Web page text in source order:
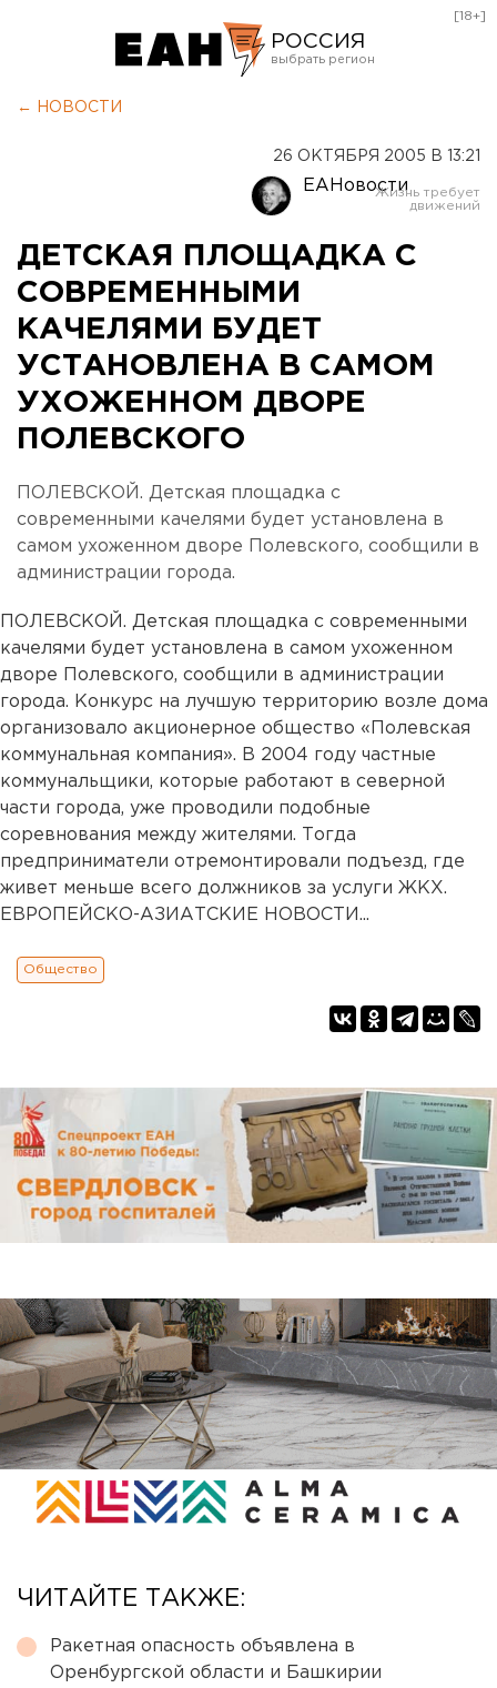
РОССИЯ
Оренбург
[18+]
← НОВОСТИ
26 ОКТЯБРЯ 2005 В 13:21
ЕАНовости
ДЕТСКАЯ ПЛОЩАДКА С
СОВРЕМЕННЫМИ
КАЧЕЛЯМИ БУДЕТ
УСТАНОВЛЕНА В САМОМ
УХОЖЕННОМ ДВОРЕ
ПОЛЕВСКОГО
ПОЛЕВСКОЙ. Детская площадка с
современными качелями будет установлена в
самом ухоженном дворе Полевского, сообщили в
администрации города.
ПОЛЕВСКОЙ. Детская площадка с современными
качелями будет установлена в самом ухоженном
дворе Полевского, сообщили в администрации
города. Конкурс на лучшую территорию возле дома
организовало акционерное общество «Полевская
коммунальная компания». В 2004 году частные
коммунальщики, которые работают в северной
части города, уже проводили подобные
соревнования между жителями. Тогда
предприниматели отремонтировали подъезд, где
живет меньше всего должников за услуги ЖКХ.
ЕВРОПЕЙСКО-АЗИАТСКИЕ НОВОСТИ...
Общество
ЧИТАЙТЕ ТАКЖЕ:
Ракетная опасность объявлена в
Оренбургской области и Башкирии